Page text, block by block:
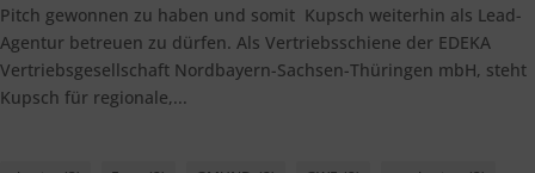
Pitch gewonnen zu haben und somit Kupsch weiterhin als Lead-
Agentur betreuen zu dürfen. Als Vertriebsschiene der EDEKA
Vertriebsgesellschaft Nordbayern-Sachsen-Thüringen mbH, steht
Kupsch für regionale,...